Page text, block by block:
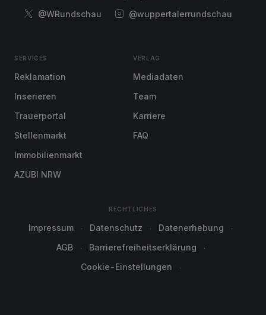
@WRundschau
@wuppertalerrundschau
SERVICES
Reklamation
Inserieren
Trauerportal
Stellenmarkt
Immobilienmarkt
AZUBI NRW
VERLAG
Mediadaten
Team
Karriere
FAQ
RECHTLICHES
Impressum Datenschutz
Datenerhebung
AGB
Barrierefreiheitserklärung
Cookie-Einstellungen